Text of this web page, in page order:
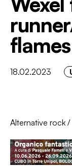
18.02.2023
Alternative rock /